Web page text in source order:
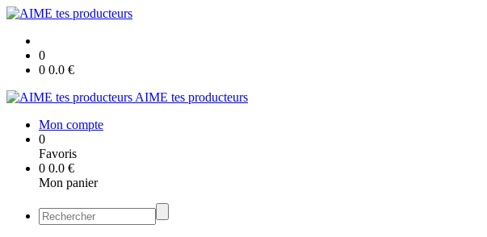
0
0 0.0 €
AIME tes producteurs
Mon compte
0
Favoris
0 0.0 €
Mon panier